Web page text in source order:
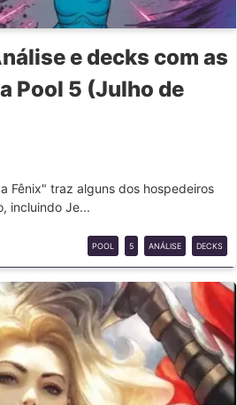
e decks com as
Pool 5 (Julho de
Fênix" traz alguns dos hospedeiros
incluindo Je...
POOL 5 ANÁLISE DECKS